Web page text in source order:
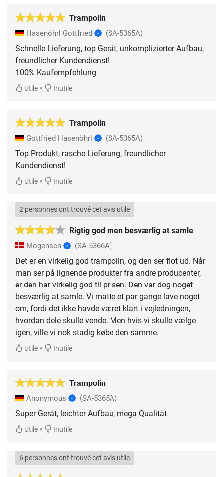
Trampolin
Hasenöhrl Gottfried (SA-5365A)
Schnelle Lieferung, top Gerät, unkomplizierter Aufbau,
freundlicher Kundendienst!
100% Kaufempfehlung
Utile • Inutile
Trampolin
Gottfried Hasenöhrl (SA-5365A)
Top Produkt, rasche Lieferung, freundlicher
Kundendienst!
Utile • Inutile
Rigtig god men besværlig at samle
2 personnes ont trouvé cet avis utile
Mogensen (SA-5366A)
Det er en virkelig god trampolin, og den ser flot ud. Når
man ser på lignende produkter fra andre producenter,
er den har virkelig god til prisen. Den var dog noget
besværlig at samle. Vi måtte et par gange lave noget
om, fordi det ikke havde været klart i vejledningen,
hvordan dele skulle vende. Men hvis vi skulle vælge
igen, ville vi nok stadig købe den samme.
Utile • Inutile
Trampolin
Anonymous (SA-5365A)
Super Gerät, leichter Aufbau, mega Qualität
Utile • Inutile
6 personnes ont trouvé cet avis utile